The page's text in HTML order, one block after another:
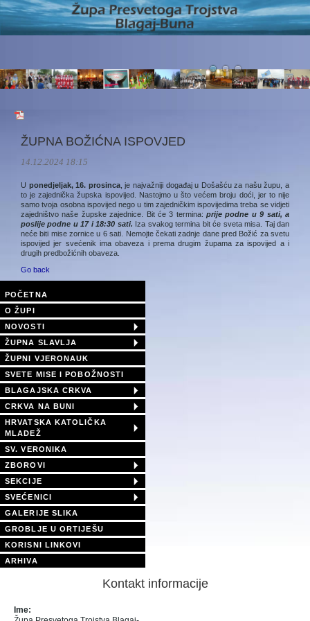
ŽUPNA BOŽIĆNA ISPOVJED
14.12.2024 18:15
U ponedjeljak, 16. prosinca, je najvažniji događaj u Došašću za našu župu, a
to je zajednička župska ispovijed. Nastojmo u što većem broju doći, jer to nije
samo tvoja osobna ispovijed nego u tim zajedničkim ispovijedima treba se vidjeti
zajedništvo naše župske zajednice. Bit će 3 termina:prije podne u 9 sati, a
poslije podne u 17 i 18:30 sati. Iza svakog termina bit će sveta misa. Taj dan
neće biti mise zornice u 6 sati. Nemojte čekati zadnje dane pred Božić za svetu
ispovijed jer svećenik ima obaveza i prema drugim župama za ispovijed a i
drugih predbožićnih obaveza.
Go back
POČETNA
O ŽUPI
NOVOSTI
ŽUPNA SLAVLJA
ŽUPNI VJERONAUK
SVETE MISE I POBOŽNOSTI
BLAGAJSKA CRKVA
CRKVA NA BUNI
HRVATSKA KATOLIČKA
MLADEŽ
SV. VERONIKA
ZBOROVI
SEKCIJE
SVEĆENICI
GALERIJE SLIKA
GROBLJE U ORTIJEŠU
KORISNI LINKOVI
ARHIVA
Kontakt informacije
Ime: